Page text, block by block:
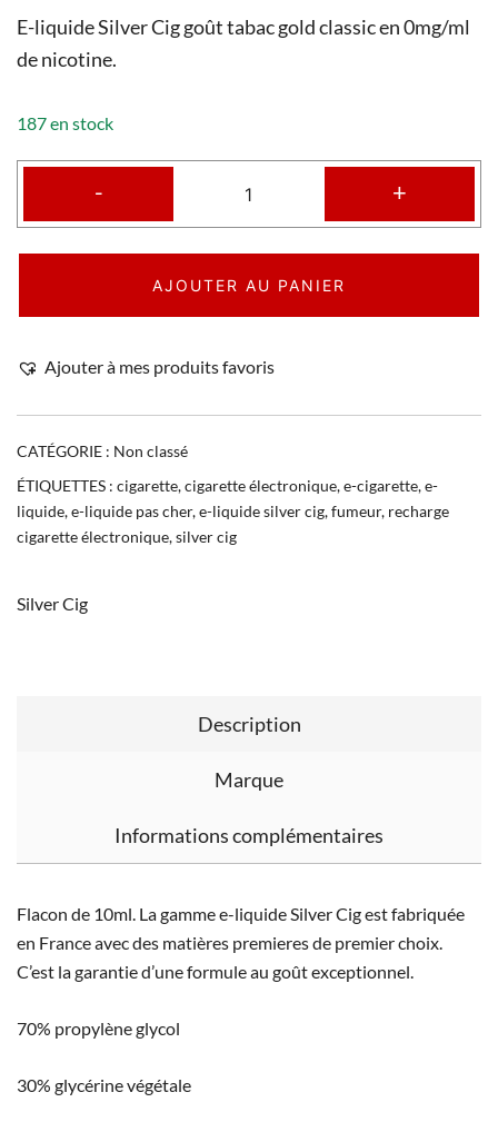
E-liquide Silver Cig goût tabac gold classic en 0mg/ml
de nicotine.
187 en stock
- +
AJOUTER AU PANIER
Ajouter à mes produits favoris
CATÉGORIE : Non classé
ÉTIQUETTES : cigarette,cigarette électronique,e-cigarette,e-
liquide,e-liquide pas cher,e-liquide silver cig,fumeur, recharge
cigarette électronique,silver cig
Silver Cig
Description
Marque
Informations complémentaires
Flacon de 10ml. La gamme e-liquide Silver Cig est fabriquée
en France avec des matières premieres de premier choix.
C’est la garantie d’une formule au goût exceptionnel.
70% propylène glycol
30% glycérine végétale